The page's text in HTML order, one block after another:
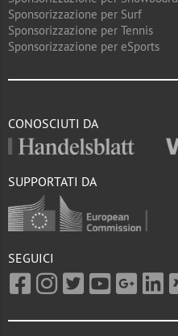
Sponsorizzazione per Surf
Sponsorizzazione per Tennis
Sponsorizzazione per eSports
CONOSCIUTI DA
SUPPORTATI DA
SEGUICI